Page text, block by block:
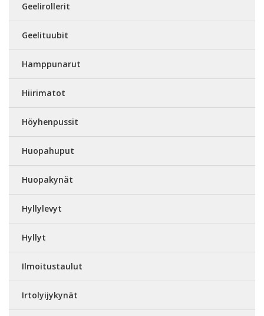
Geelirollerit
Geelituubit
Hamppunarut
Hiirimatot
Höyhenpussit
Huopahuput
Huopakynät
Hyllylevyt
Hyllyt
Ilmoitustaulut
Irtolyijykynät